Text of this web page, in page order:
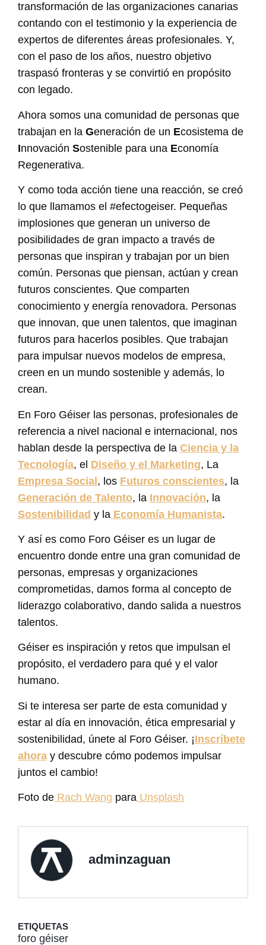
transformación de las organizaciones canarias
contando con el testimonio y la experiencia de
expertos de diferentes áreas profesionales. Y,
con el paso de los años, nuestro objetivo
traspasó fronteras y se convirtió en propósito
con legado.
Ahora somos una comunidad de personas que
trabajan en la Generación de un Ecosistema de
Innovación Sostenible para una Economía
Regenerativa.
Y como toda acción tiene una reacción, se creó
lo que llamamos el #efectogeiser. Pequeñas
implosiones que generan un universo de
posibilidades de gran impacto a través de
personas que inspiran y trabajan por un bien
común. Personas que piensan, actúan y crean
futuros conscientes. Que comparten
conocimiento y energía renovadora. Personas
que innovan, que unen talentos, que imaginan
futuros para hacerlos posibles. Que trabajan
para impulsar nuevos modelos de empresa,
creen en un mundo sostenible y además, lo
crean.
En Foro Géiser las personas, profesionales de
referencia a nivel nacional e internacional, nos
hablan desde la perspectiva de la Ciencia y la
Tecnología, el Diseño y el Marketing, La
Empresa Social, los Futuros conscientes, la
Generación de Talento, la Innovación, la
Sostenibilidad y la Economía Humanista.
Y así es como Foro Géiser es un lugar de
encuentro donde entre una gran comunidad de
personas, empresas y organizaciones
comprometidas, damos forma al concepto de
liderazgo colaborativo, dando salida a nuestros
talentos.
Géiser es inspiración y retos que impulsan el
propósito, el verdadero para qué y el valor
humano.
Si te interesa ser parte de esta comunidad y
estar al día en innovación, ética empresarial y
sostenibilidad, únete al Foro Géiser. ¡Inscríbete
ahora y descubre cómo podemos impulsar
juntos el cambio!
Foto de Rach Wang para Unsplash
adminzaguan
ETIQUETAS
foro géiser